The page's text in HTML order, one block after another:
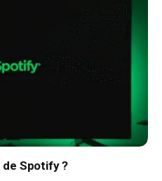
Spotify ?